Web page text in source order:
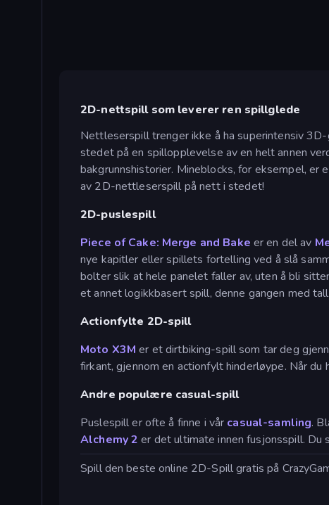
2D-nettspill som leverer ren spillglede
Nettleserspill trenger ikke å ha superintensiv
stedet på en spillopplevelse av en helt annen
bakgrunnshistorier. Mineblocks, for eksempel,
av 2D-nettleserspill på nett i stedet!
2D-puslespill
Piece of Cake: Merge and Bake er en del av
nye kapitler eller spillets fortelling ved å slå
bolter slik at hele panelet faller av, uten å bli
et annet logikkbasert spill, denne gangen med
Actionfylte 2D-spill
Moto X3M er et dirtbiking-spill som tar deg
firkant, gjennom en actionfylt hinderløype. Når
Andre populære casual-spill
Puslespill er ofte å finne i vår casual-samling.
Alchemy 2 er det ultimate innen fusjonsspill.
Spill den beste online 2D-Spill gratis på